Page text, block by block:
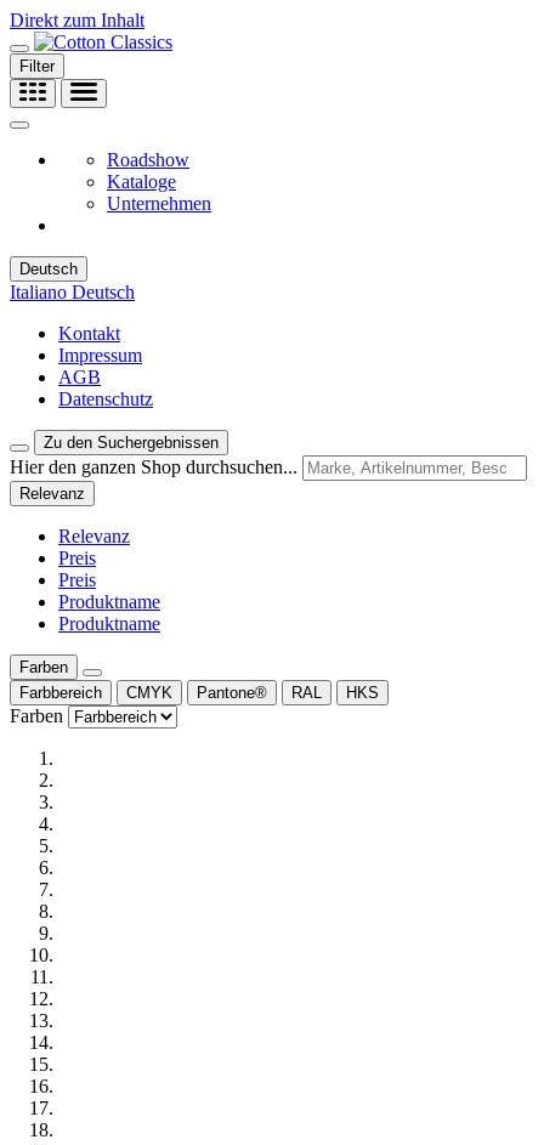
Direkt zum Inhalt
Filter
Roadshow
Kataloge
Unternehmen
Deutsch
Italiano Deutsch
Kontakt
Impressum
AGB
Datenschutz
Zu den Suchergebnissen
Hier den ganzen Shop durchsuchen...
Relevanz
Relevanz
Preis
Preis
Produktname
Produktname
Farben
Farbbereich
CMYK Pantone® RAL HKS
Farben